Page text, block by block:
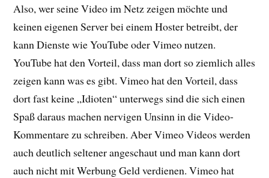
Also, wer seine Video im Netz zeigen möchte und
keinen eigenen Server bei einem Hoster betreibt, der
kann Dienste wie YouTube oder Vimeo nutzen.
YouTube hat den Vorteil, dass man dort so ziemlich alles
zeigen kann was es gibt. Vimeo hat den Vorteil, dass
dort fast keine „Idioten“ unterwegs sind die sich einen
Spaß daraus machen nervigen Unsinn in die Video-
Kommentare zu schreiben. Aber Vimeo Videos werden
auch deutlich seltener angeschaut und man kann dort
auch nicht mit Werbung Geld verdienen. Vimeo hat